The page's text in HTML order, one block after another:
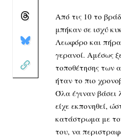
Από τις 10 το
μπήκαν σε ισχύ
Λεωφόρο και
γερανοί. Αμέσως
τοποθέτησης των
ήταν το πιο
Όλα έγιναν βάσει
είχε εκπονηθεί,
κατάστρωμα με
του, να